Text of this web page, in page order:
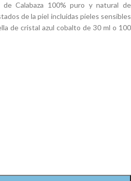
Calabaza 100% puro y natural de
de la piel incluidas pieles sensibles
de cristal azul cobalto de 30 ml o 100